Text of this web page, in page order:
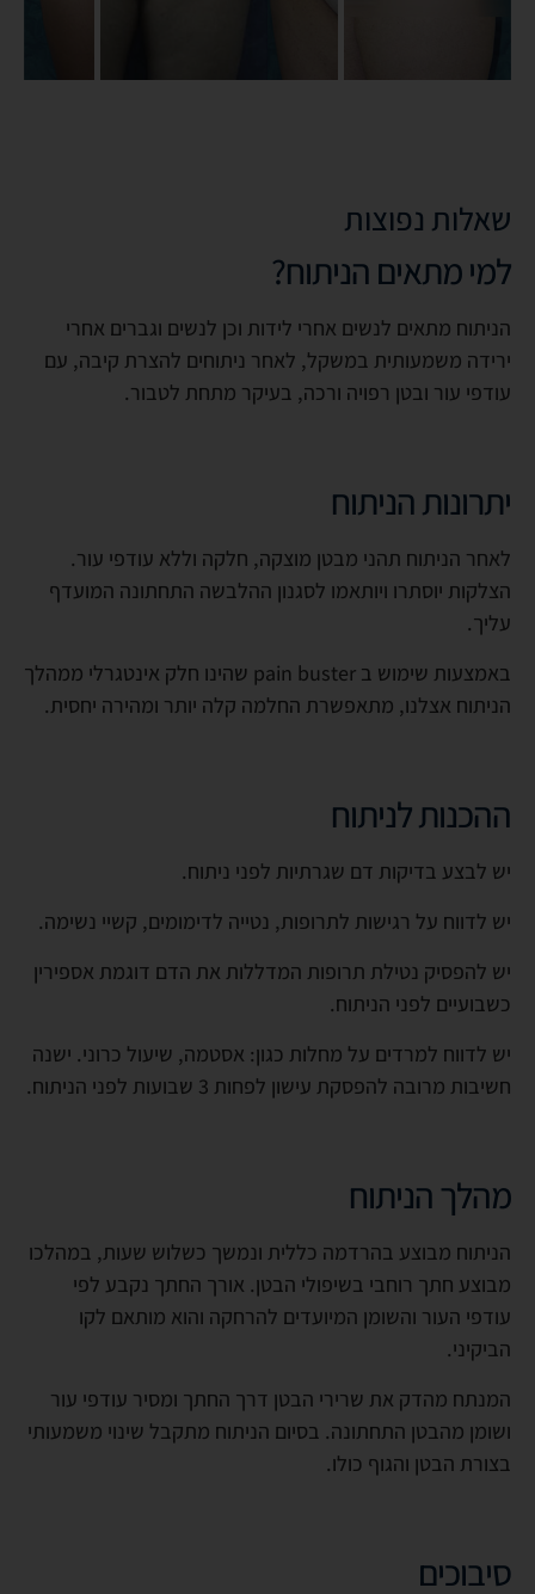
שאלות נפוצות
למי מתאים הניתוח?
הניתוח מתאים לנשים אחרי לידות וכן לנשים וגברים אחרי
ירידה משמעותית במשקל, לאחר ניתוחים להצרת קיבה, עם
עודפי עור ובטן רפויה ורכה, בעיקר מתחת לטבור.
יתרונות הניתוח
לאחר הניתוח תהני מבטן מוצקה, חלקה וללא עודפי עור.
הצלקות יוסתרו ויותאמו לסגנון ההלבשה התחתונה המועדף
עליך.
באמצעות שימוש ב pain buster שהינו חלק אינטגרלי ממהלך
הניתוח אצלנו, מתאפשרת החלמה קלה יותר ומהירה יחסית.
ההכנות לניתוח
יש לבצע בדיקות דם שגרתיות לפני ניתוח.
יש לדווח על רגישות לתרופות, נטייה לדימומים, קשיי נשימה.
יש להפסיק נטילת תרופות המדללות את הדם דוגמת אספירין
כשבועיים לפני הניתוח.
יש לדווח למרדים על מחלות כגון: אסטמה, שיעול כרוני. ישנה
חשיבות מרובה להפסקת עישון לפחות 3 שבועות לפני הניתוח.
מהלך הניתוח
הניתוח מבוצע בהרדמה כללית ונמשך כשלוש שעות, במהלכו
מבוצע חתך רוחבי בשיפולי הבטן. אורך החתך נקבע לפי
עודפי העור והשומן המיועדים להרחקה והוא מותאם לקו
הביקיני.
המנתח מהדק את שרירי הבטן דרך החתך ומסיר עודפי עור
ושומן מהבטן התחתונה. בסיום הניתוח מתקבל שינוי משמעותי
בצורת הבטן והגוף כולו.
סיבוכים